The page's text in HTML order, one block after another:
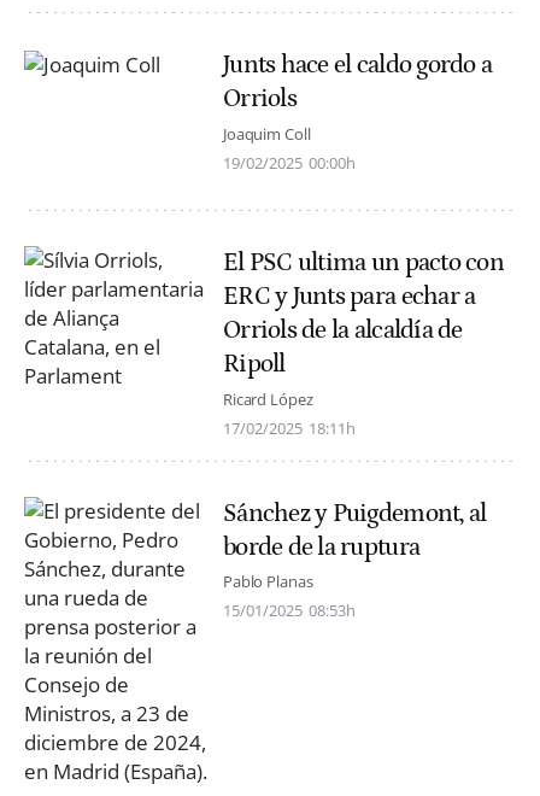
Junts hace el caldo gordo a
Orriols
Joaquim Coll
19/02/2025 00:00h
El PSC ultima un pacto con
ERC y Junts para echar a
Orriols de la alcaldía de
Ripoll
Ricard López
17/02/2025 18:11h
Sánchez y Puigdemont, al
borde de la ruptura
Pablo Planas
15/01/2025 08:53h